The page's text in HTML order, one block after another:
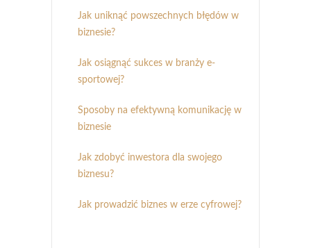
Jak uniknąć powszechnych błędów w
biznesie?
Jak osiągnąć sukces w branży e-
sportowej?
Sposoby na efektywną komunikację w
biznesie
Jak zdobyć inwestora dla swojego
biznesu?
Jak prowadzić biznes w erze cyfrowej?